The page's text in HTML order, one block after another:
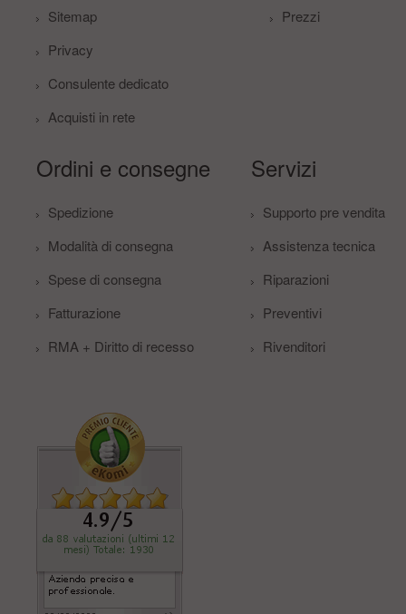
Sitemap
Privacy
Consulente dedicato
Acquisti in rete
Prezzi
Ordini e consegne
Spedizione
Modalità di consegna
Spese di consegna
Fatturazione
RMA + Diritto di recesso
Servizi
Supporto pre vendita
Assistenza tecnica
Riparazioni
Preventivi
Rivenditori